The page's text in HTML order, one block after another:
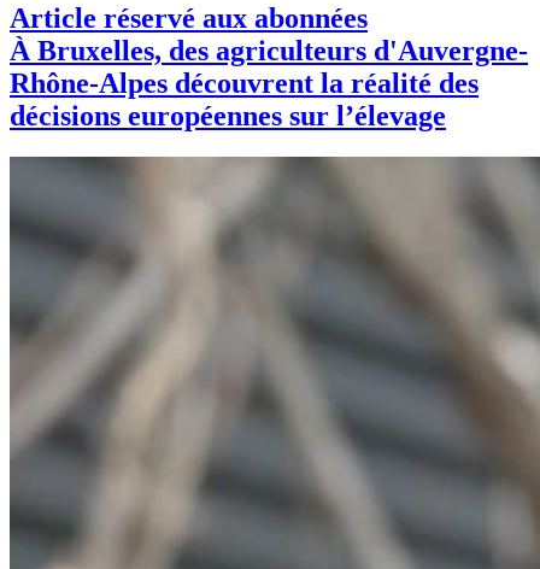
Article réservé aux abonnées
À Bruxelles, des agriculteurs d'Auvergne-
Rhône-Alpes découvrent la réalité des
décisions européennes sur l’élevage